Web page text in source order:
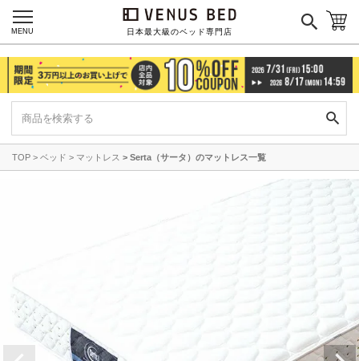
日本最大級のベッド専門店
MENU
TOP ベッド マットレス Serta（サータ）のマットレス一覧